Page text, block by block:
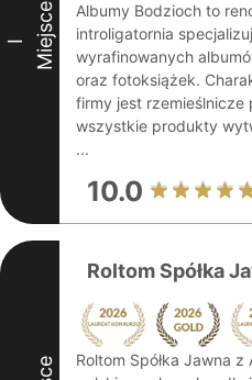
I Miejsce
Albumy Bodzioch to
introligatornia
wyrafinowanych
oraz fotoksiążek.
firmy jest rzemieślnicze
wszystkie produkty
...
10.0
Roltom Spółka
Roltom Spółka Jawna z